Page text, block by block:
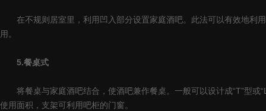
在不规则居室里，利用凹入部分设置家庭酒吧。此法可以有效地利
用。
5.餐桌式
将餐桌与家庭酒吧结合，使酒吧兼作餐桌。一般可以设计成“T”型或
使用面积，支架可利用吧柜的门窗。